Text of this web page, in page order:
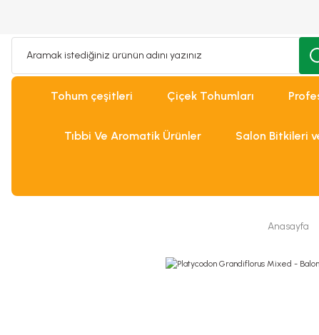
Tohum çeşitleri Çiçek Tohumları
Tıbbi Ve Aromatik Ürünler Salon Bitkileri
Anasayfa